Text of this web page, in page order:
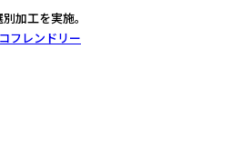
加工を実施。
フレンドリー